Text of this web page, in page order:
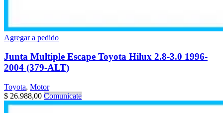
Agregar a pedido
Junta Multiple Escape Toyota Hilux 2.8-3.0 1996-
2004 (379-ALT)
Toyota, Motor
$ 26.988,00 Comunicate